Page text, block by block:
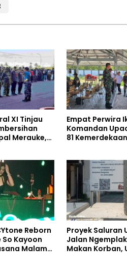
XI Tinjau
Merauke,
Empat Perwira
Komandan
81
Reborn
Kayoon
Malam
Proyek Saluran
Jalan
Makan Korban,